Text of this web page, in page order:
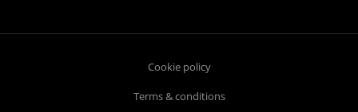
Cookie policy
Terms & conditions